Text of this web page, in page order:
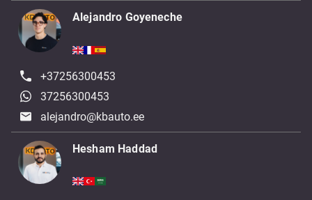
Alejandro Goyeneche
+37256300453
37256300453
alejandro@kbauto.ee
Hesham Haddad